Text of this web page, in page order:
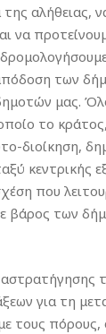
αλήθειας,
να
των
μας.
το
διοίκηση,
κεντρικής
που
βάρος των
για τη
τους πόρους,